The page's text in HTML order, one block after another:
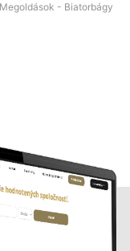
- Biatorbágy